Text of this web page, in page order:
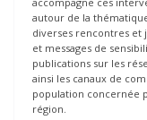
autour de la
diverses rencontres et
et messages de
publications sur les
ainsi les canaux de
population concernée
région.